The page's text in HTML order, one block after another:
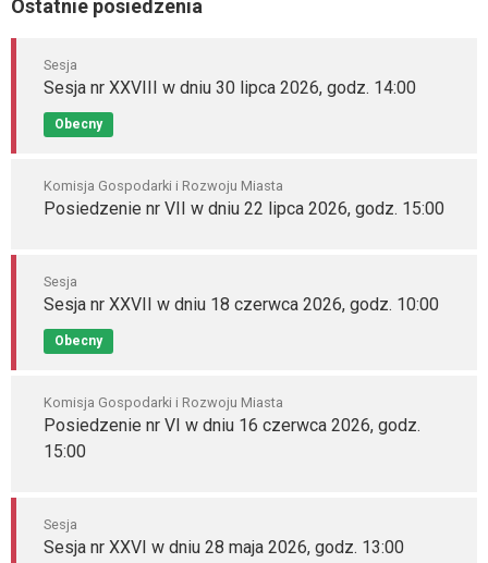
Ostatnie posiedzenia
Sesja
Sesja nr XXVIII w dniu 30 lipca 2026, godz. 14:00
Obecny
Komisja Gospodarki i Rozwoju Miasta
Posiedzenie nr VII w dniu 22 lipca 2026, godz. 15:00
Sesja
Sesja nr XXVII w dniu 18 czerwca 2026, godz. 10:00
Obecny
Komisja Gospodarki i Rozwoju Miasta
Posiedzenie nr VI w dniu 16 czerwca 2026, godz.
15:00
Sesja
Sesja nr XXVI w dniu 28 maja 2026, godz. 13:00